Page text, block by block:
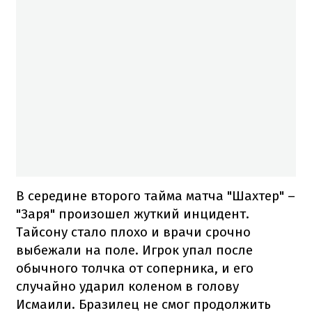
В середине второго тайма матча "Шахтер" –
"Заря" произошел жуткий инцидент.
Тайсону стало плохо и врачи срочно
выбежали на поле. Игрок упал после
обычного толчка от соперника, и его
случайно ударил коленом в голову
Исмаили. Бразилец не смог продолжить